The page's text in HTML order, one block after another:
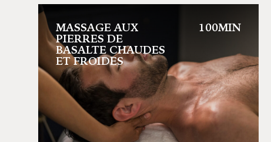
MASSAGE AUX
PIERRES DE
BASALTE CHAUDES
ET FROIDES
100MIN